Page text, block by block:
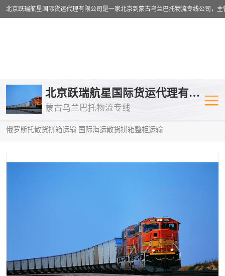
北京跃瑞航星国际货运代理有限公司
蒙古乌兰巴托物流专线
俄罗斯托散货拼箱运输 国际海运散货拼箱整柜运输
乌兰巴托物流专线 乌兰巴托铁
乌兰巴托公路运输
中欧班列
蒙古乌兰巴托双清包税 蒙古乌兰巴